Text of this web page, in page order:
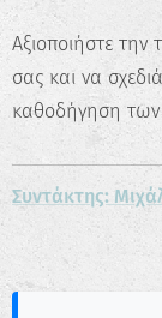
Αξιοποιήστε την
σας και να
καθοδήγηση των
Συντάκτης: